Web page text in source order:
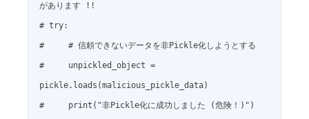
があります !!
# try:
#     # 信頼できないデータを非Pickle化しようとする
#     unpickled_object =
pickle.loads(malicious_pickle_data)
#     print("非Pickle化に成功しました (危険！)")